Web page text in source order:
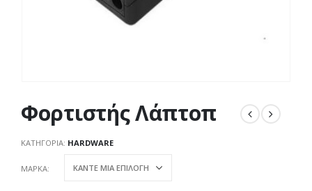
Φορτιστής Λάπτοπ
ΚΑΤΗΓΟΡΊΑ: HARDWARE
ΜΆΡΚΑ